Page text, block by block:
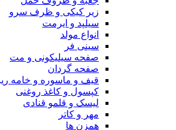
زیر کیکی و ظرف سرو
سیلپد و ایرمت
انواع مولد
سینی فر
صفحه سیلیکونی و مت
صفحه گردان
قیف و ماسوره و خامه
کپسول و کاغذ روغنی
لیسک و قلمو قنادی
مهر و کاتر
همزن ها